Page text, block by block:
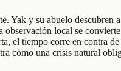
y su abuelo descubren
local se
el tiempo corre en contra
cómo una crisis natural